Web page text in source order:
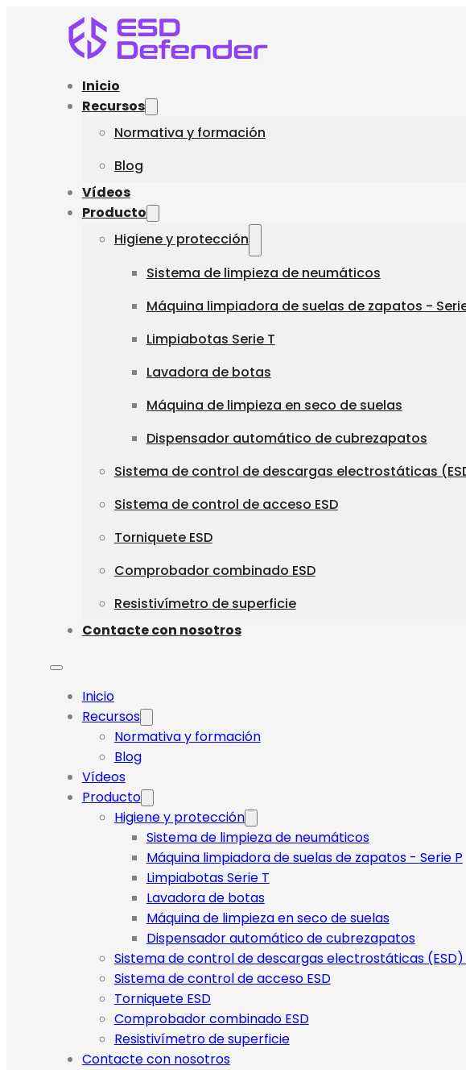
Inicio
Recursos
Normativa y formación
Blog
Vídeos
Producto
Higiene y protección
Sistema de limpieza de neumáticos
Máquina limpiadora de suelas de zapatos -
Limpiabotas Serie T
Lavadora de botas
Máquina de limpieza en seco de suelas
Dispensador automático de cubrezapatos
Sistema de control de descargas electrostáticas
Sistema de control de acceso ESD
Torniquete ESD
Comprobador combinado ESD
Resistivímetro de superficie
Contacte con nosotros
Inicio
Recursos
Normativa y formación
Blog
Vídeos
Producto
Higiene y protección
Sistema de limpieza de neumáticos
Máquina limpiadora de suelas de zapatos - Serie P
Limpiabotas Serie T
Lavadora de botas
Máquina de limpieza en seco de suelas
Dispensador automático de cubrezapatos
Sistema de control de descargas electrostáticas (ESD)
Sistema de control de acceso ESD
Torniquete ESD
Comprobador combinado ESD
Resistivímetro de superficie
Contacte con nosotros